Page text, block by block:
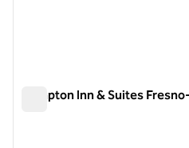
Hampton Inn & Suites